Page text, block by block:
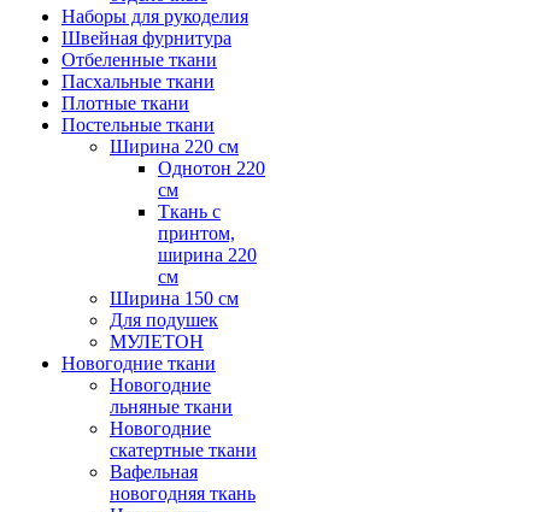
Наборы для рукоделия
Швейная фурнитура
Отбеленные ткани
Пасхальные ткани
Плотные ткани
Постельные ткани
Ширина 220 см
Однотон 220
см
Ткань с
принтом,
ширина 220
см
Ширина 150 см
Для подушек
МУЛЕТОН
Новогодние ткани
Новогодние
льняные ткани
Новогодние
скатертные ткани
Вафельная
новогодняя ткань